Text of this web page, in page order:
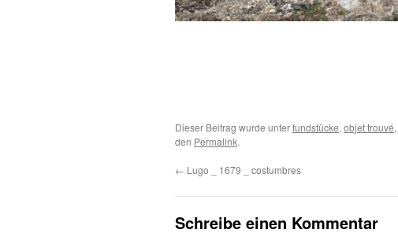
Dieser Beitrag wurde unterfundstücke, objet trouvé,
den Permalink.
← Lugo _ 1679 _ costumbres
Schreibe einen Kommentar